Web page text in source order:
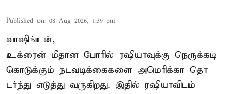
Published on: 08 Aug 2026, 1:39 pm
வாஷிங்டன்,
உக்ரைன் மீதான போரில் ரஷியாவுக்கு நெருக்கடி
கொடுக்கும் நடவடிக்கைகளை அமெரிக்கா தொ
டர்ந்து எடுத்து வருகிறது. இதில் ரஷியாவிடம்